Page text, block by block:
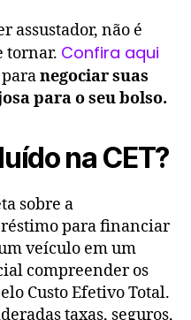
assustador, não é
tornar. Confira aqui
negociar suas
para o seu bolso.
na CET?
sobre a
para financiar
veículo em um
compreender os
Custo Efetivo Total.
taxas, seguros,